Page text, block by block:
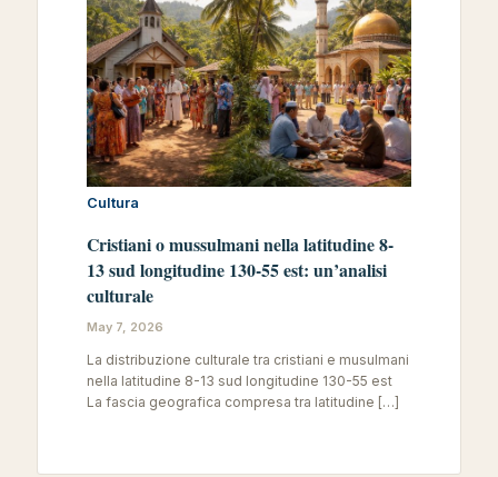
Cultura
Cristiani o mussulmani nella latitudine 8-
13 sud longitudine 130-55 est: un’analisi
culturale
May 7, 2026
La distribuzione culturale tra cristiani e musulmani
nella latitudine 8-13 sud longitudine 130-55 est
La fascia geografica compresa tra latitudine […]